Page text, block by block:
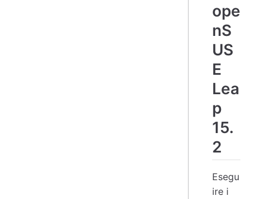
ope
nS
US
E
Lea
p
15.
2
Esegu
ire i